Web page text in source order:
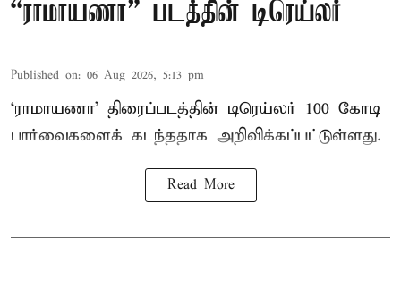
“ராமாயணா” படத்தின் டிரெய்லர்
Published on: 06 Aug 2026, 5:13 pm
‘ராமாயணா’ திரைப்படத்தின் டிரெய்லர் 100 கோடி
பார்வைகளைக் கடந்ததாக அறிவிக்கப்பட்டுள்ளது.
Read More